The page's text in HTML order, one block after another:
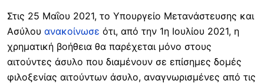
Στις 25 Μαΐου 2021, το Υπουργείο Μετανάστευσης και
Ασύλου ανακοίνωσε ότι, από την 1η Ιουλίου 2021, η
χρηματική βοήθεια θα παρέχεται μόνο στους
αιτούντες άσυλο που διαμένουν σε επίσημες δομές
φιλοξενίας αιτούντων άσυλο, αναγνωρισμένες από τις